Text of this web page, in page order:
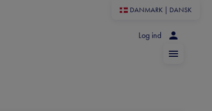
DANMARK DANSK
Log ind